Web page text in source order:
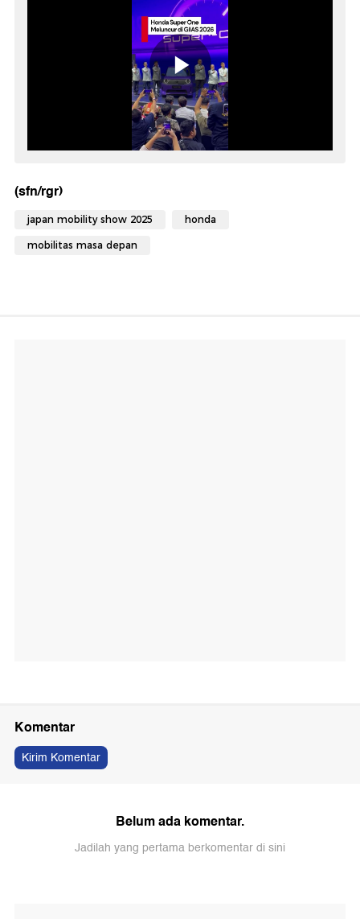
(sfn/rgr)
japan mobility show 2025 honda
mobilitas masa depan
Komentar
Kirim Komentar
Belum ada komentar.
Jadilah yang pertama berkomentar di sini